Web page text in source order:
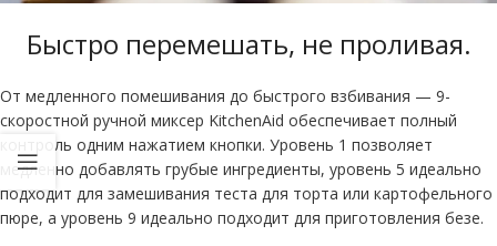
Быстро перемешать, не проливая.
От медленного помешивания до быстрого взбивания — 9-
скоростной ручной миксер KitchenAid обеспечивает полный
контроль одним нажатием кнопки. Уровень 1 позволяет
медленно добавлять грубые ингредиенты, уровень 5 идеально
подходит для замешивания теста для торта или картофельного
пюре, а уровень 9 идеально подходит для приготовления безе.